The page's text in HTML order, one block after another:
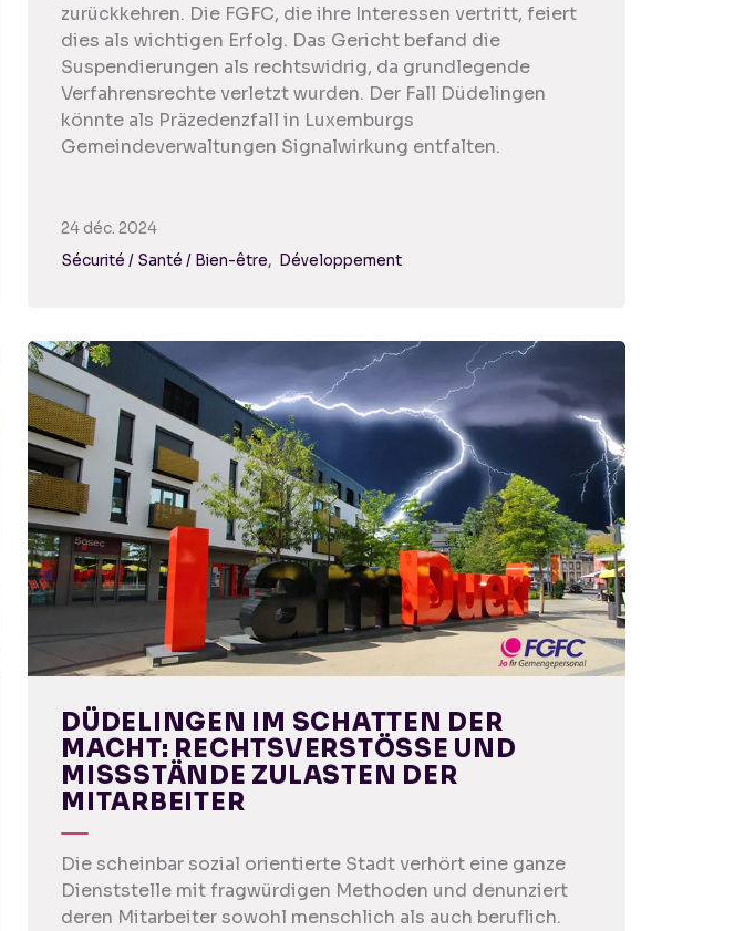
zurückkehren. Die FGFC, die ihre Interessen vertritt, feiert
dies als wichtigen Erfolg. Das Gericht befand die
Suspendierungen als rechtswidrig, da grundlegende
Verfahrensrechte verletzt wurden. Der Fall Düdelingen
könnte als Präzedenzfall in Luxemburgs
Gemeindeverwaltungen Signalwirkung entfalten.
24 déc. 2024
Sécurité / Santé / Bien-être
Développement
DÜDELINGEN IM SCHATTEN DER
MACHT: RECHTSVERSTÖSSE UND M
ISSSTÄNDE ZULASTEN DER M
ITARBEITER
Die scheinbar sozial orientierte Stadt verhört eine ganze
Dienststelle mit fragwürdigen Methoden und denunziert
deren Mitarbeiter sowohl menschlich als auch beruflich.